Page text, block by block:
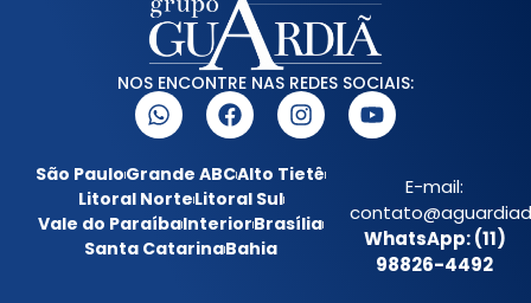
NOS ENCONTRE NAS REDES SOCIAIS:
São PauloGrande ABCAlto Tietê
Litoral NorteLitoral Sul
Vale do ParaíbaInteriorBrasília
Santa CatarinaBahia
E-mail:
WhatsApp: (11)
98826-4492